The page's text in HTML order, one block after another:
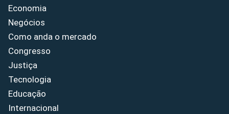
Economia
Negócios
Como anda o mercado
Congresso
Justiça
Tecnologia
Educação
Internacional